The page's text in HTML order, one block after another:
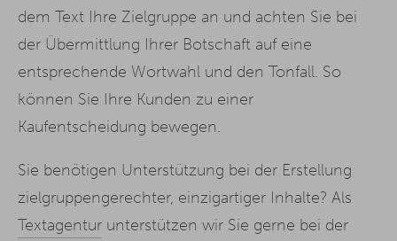
dem Text Ihre Zielgruppe an und achten Sie bei
der Übermittlung Ihrer Botschaft auf eine
entsprechende Wortwahl und den Tonfall. So
können Sie Ihre Kunden zu einer
Kaufentscheidung bewegen.
Sie benötigen Unterstützung bei der Erstellung
zielgruppengerechter, einzigartiger Inhalte? Als
Textagentur unterstützen wir Sie gerne bei der